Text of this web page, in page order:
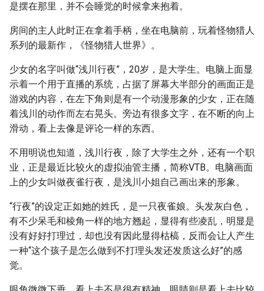
是摆在那里，并不会睡觉的时候拿来抱着。
房间的主人此时正在拿着手柄，坐在电脑前，玩着怪物猎人
系列的最新作，《怪物猎人世界》。
少女的名字叫做“浅川行夜”，20岁，是大学生。电脑上面显
示着一个用于直播的系统，占据了屏幕大半部分的画面正是
游戏的内容，在左下角则是有一个动漫形象的少女，正在随
着浅川的动作而左右晃头。旁边有很多文字，在不断的向上
滑动，看上去像是评论一样的东西。
不用明说也知道，浅川行夜，除了大学生之外，还有一个职
业，正是最近比较火的虚拟油管主播，简称VTB。电脑画面
上的少女叫做夜雀行夜，是浅川小姐自己画出来的形象。
“行夜”的设定正如她的姓氏，是一只夜雀娘。头发灰白色，
有不少呆毛和棱角一样的地方翘起，显得有些凌乱，明显是
没有好好打理过，却也没有因此显得枯槁，反而会让人产生
一种“这个孩子是怎么做到不打理头发还发质这么好”的感
觉。